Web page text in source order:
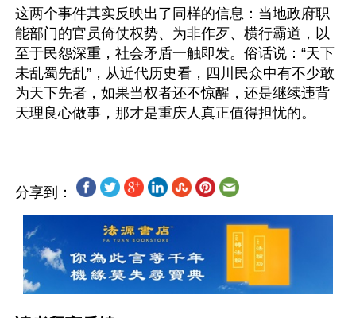
这两个事件其实反映出了同样的信息：当地政府职
能部门的官员倚仗权势、为非作歹、横行霸道，以
至于民怨深重，社会矛盾一触即发。俗话说：“天下
未乱蜀先乱”，从近代历史看，四川民众中有不少敢
为天下先者，如果当权者还不惊醒，还是继续违背
分享到：